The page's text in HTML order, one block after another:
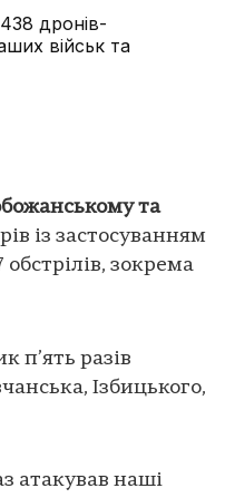
дронів-
військ та
та
із застосуванням
зокрема
п’ять разів
Ізбицького,
атакував наші